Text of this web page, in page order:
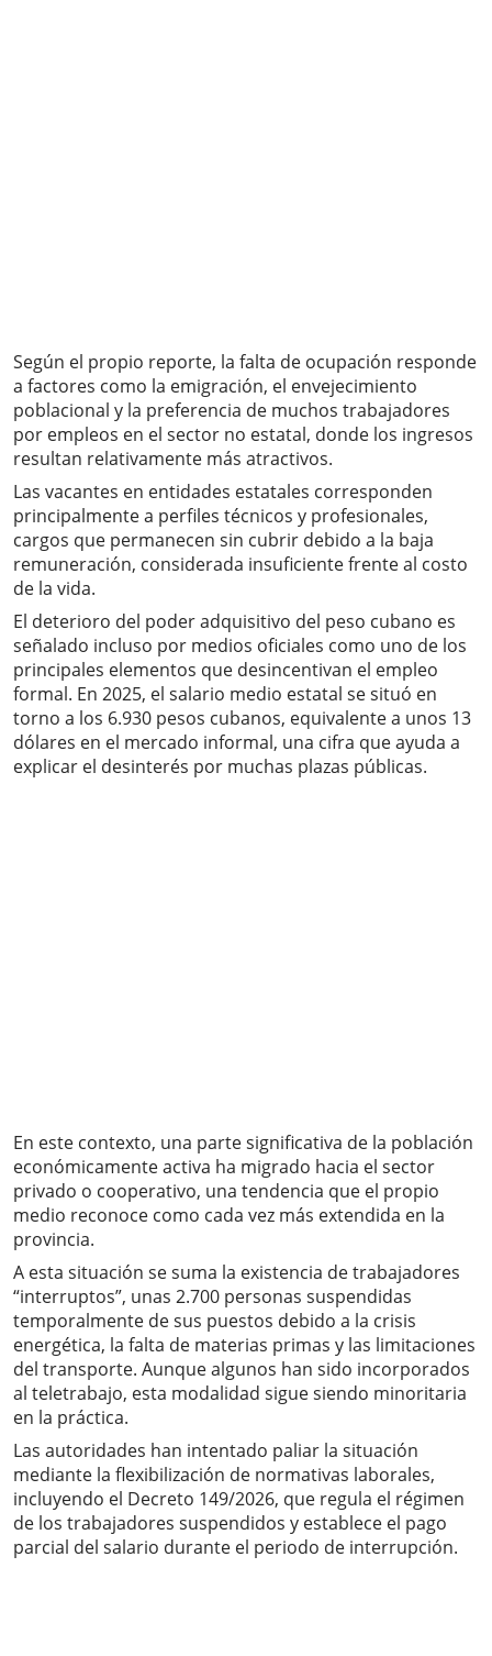
Según el propio reporte, la falta de ocupación responde
a factores como la emigración, el envejecimiento
poblacional y la preferencia de muchos trabajadores
por empleos en el sector no estatal, donde los ingresos
resultan relativamente más atractivos.
Las vacantes en entidades estatales corresponden
principalmente a perfiles técnicos y profesionales,
cargos que permanecen sin cubrir debido a la baja
remuneración, considerada insuficiente frente al costo
de la vida.
El deterioro del poder adquisitivo del peso cubano es
señalado incluso por medios oficiales como uno de los
principales elementos que desincentivan el empleo
formal. En 2025, el salario medio estatal se situó en
torno a los 6.930 pesos cubanos, equivalente a unos 13
dólares en el mercado informal, una cifra que ayuda a
explicar el desinterés por muchas plazas públicas.
En este contexto, una parte significativa de la población
económicamente activa ha migrado hacia el sector
privado o cooperativo, una tendencia que el propio
medio reconoce como cada vez más extendida en la
provincia.
A esta situación se suma la existencia de trabajadores
“interruptos”, unas 2.700 personas suspendidas
temporalmente de sus puestos debido a la crisis
energética, la falta de materias primas y las limitaciones
del transporte. Aunque algunos han sido incorporados
al teletrabajo, esta modalidad sigue siendo minoritaria
en la práctica.
Las autoridades han intentado paliar la situación
mediante la flexibilización de normativas laborales,
incluyendo el Decreto 149/2026, que regula el régimen
de los trabajadores suspendidos y establece el pago
parcial del salario durante el periodo de interrupción.